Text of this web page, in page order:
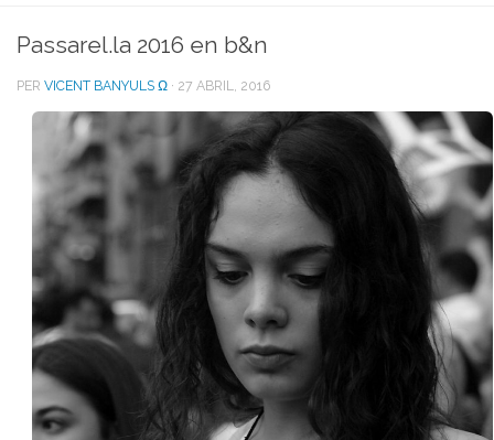
Passarel.la 2016 en b&n
PER VICENT BANYULS Ω · 27 ABRIL, 2016